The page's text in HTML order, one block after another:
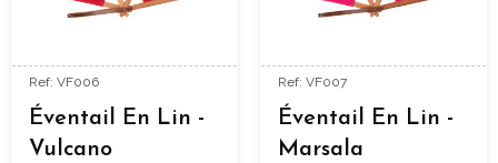
Ref: VF006
Éventail En Lin -
Vulcano
Ref: VF007
Éventail En Lin -
Marsala